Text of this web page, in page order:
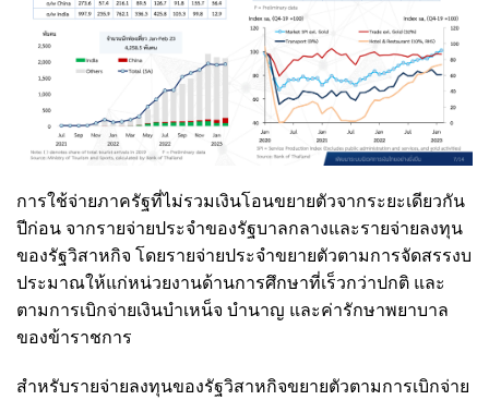
การใช้จ่ายภาครัฐที่ไม่รวมเงินโอนขยายตัวจากระยะเดียวกัน
ปีก่อน จากรายจ่ายประจำของรัฐบาลกลางและรายจ่ายลงทุน
ของรัฐวิสาหกิจ โดยรายจ่ายประจำขยายตัวตามการจัดสรรงบ
ประมาณให้แก่หน่วยงานด้านการศึกษาที่เร็วกว่าปกติ และ
ตามการเบิกจ่ายเงินบำเหน็จ บำนาญ และค่ารักษาพยาบาล
ของข้าราชการ
สำหรับรายจ่ายลงทุนของรัฐวิสาหกิจขยายตัวตามการเบิกจ่าย